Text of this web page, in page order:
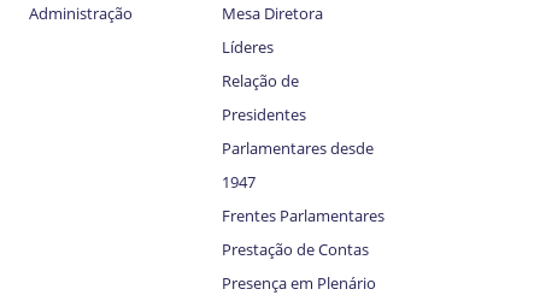
Administração
Mesa Diretora
Líderes
Relação de
Presidentes
Parlamentares desde
1947
Frentes Parlamentares
Prestação de Contas
Presença em Plenário